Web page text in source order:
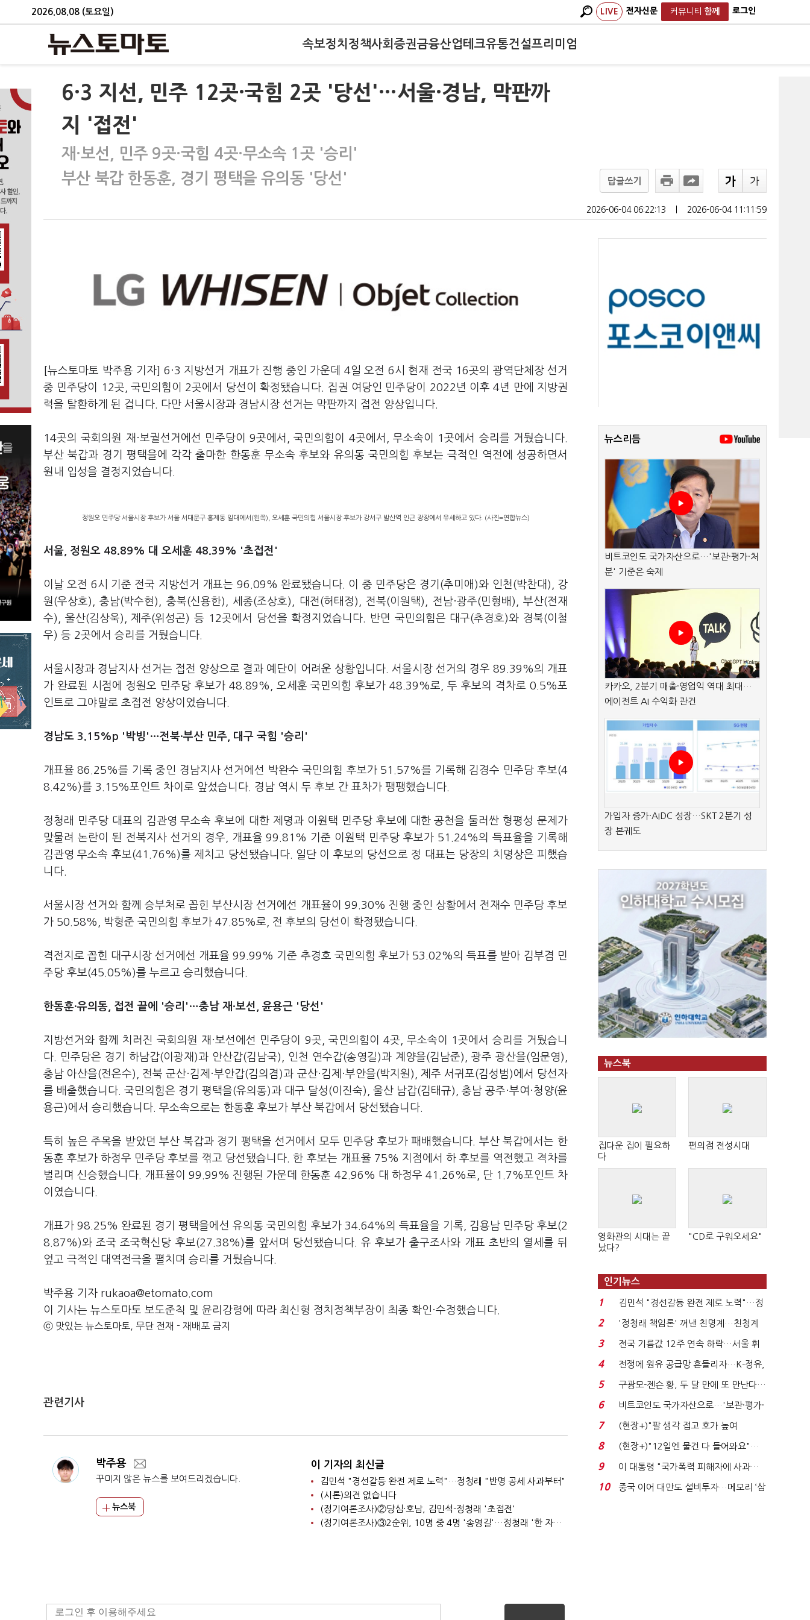
2026.08.08 (토요일) LIVE 전자신문 커뮤니티 함께 로그인
속보정치 정책사회 증권금융산업테크유통건설프리미엄
6·3 지선, 민주 12곳·국힘 2곳 '당선'…서울·경남, 막판까
지 '접전'
재·보선, 민주 9곳·국힘 4곳·무소속 1곳 '승리'
부산 북갑 한동훈, 경기 평택을 유의동 '당선'
답글쓰기
2026-06-04 06:22:13 2026-06-04 11:11:59
[뉴스토마토 박주용 기자] 6·3 지방선거 개표가 진행 중인 가운데 4일 오전 6시 현재 전국 16곳의 광역단체장 선거
중 민주당이 12곳, 국민의힘이 2곳에서 당선이 확정됐습니다. 집권 여당인 민주당이 2022년 이후 4년 만에 지방권
력을 탈환하게 된 겁니다. 다만 서울시장과 경남시장 선거는 막판까지 접전 양상입니다.
14곳의 국회의원 재·보궐선거에선 민주당이 9곳에서, 국민의힘이 4곳에서, 무소속이 1곳에서 승리를 거뒀습니다.
부산 북갑과 경기 평택을에 각각 출마한 한동훈 무소속 후보와 유의동 국민의힘 후보는 극적인 역전에 성공하면서
원내 입성을 결정지었습니다.
정원오 민주당 서울시장 후보가 서울 서대문구 홍제동 일대에서(왼쪽), 오세훈 국민의힘 서울시장 후보가 강서구 발산역 인근 광장에서 유세하고 있다. (사진=연합뉴스)
서울, 정원오 48.89% 대 오세훈 48.39% '초접전'
이날 오전 6시 기준 전국 지방선거 개표는 96.09% 완료됐습니다. 이 중 민주당은 경기(추미애)와 인천(박찬대), 강
원(우상호), 충남(박수현), 충북(신용한), 세종(조상호), 대전(허태정), 전북(이원택), 전남·광주(민형배), 부산(전재
수), 울산(김상욱), 제주(위성곤) 등 12곳에서 당선을 확정지었습니다. 반면 국민의힘은 대구(추경호)와 경북(이철
우) 등 2곳에서 승리를 거뒀습니다.
서울시장과 경남지사 선거는 접전 양상으로 결과 예단이 어려운 상황입니다. 서울시장 선거의 경우 89.39%의 개표
가 완료된 시점에 정원오 민주당 후보가 48.89%, 오세훈 국민의힘 후보가 48.39%로, 두 후보의 격차로 0.5%포
인트로 그야말로 초접전 양상이었습니다.
경남도 3.15%p '박빙'…전북·부산 민주, 대구 국힘 '승리'
개표율 86.25%를 기록 중인 경남지사 선거에선 박완수 국민의힘 후보가 51.57%를 기록해 김경수 민주당 후보(4
8.42%)를 3.15%포인트 차이로 앞섰습니다. 경남 역시 두 후보 간 표차가 팽팽했습니다.
정청래 민주당 대표의 김관영 무소속 후보에 대한 제명과 이원택 민주당 후보에 대한 공천을 둘러싼 형평성 문제가
맞물려 논란이 된 전북지사 선거의 경우, 개표율 99.81% 기준 이원택 민주당 후보가 51.24%의 득표율을 기록해
김관영 무소속 후보(41.76%)를 제치고 당선됐습니다. 일단 이 후보의 당선으로 정 대표는 당장의 치명상은 피했습
니다.
서울시장 선거와 함께 승부처로 꼽힌 부산시장 선거에선 개표율이 99.30% 진행 중인 상황에서 전재수 민주당 후보
가 50.58%, 박형준 국민의힘 후보가 47.85%로, 전 후보의 당선이 확정됐습니다.
격전지로 꼽힌 대구시장 선거에선 개표율 99.99% 기준 추경호 국민의힘 후보가 53.02%의 득표를 받아 김부겸 민
주당 후보(45.05%)를 누르고 승리했습니다.
한동훈·유의동, 접전 끝에 '승리'…충남 재·보선, 윤용근 '당선'
지방선거와 함께 치러진 국회의원 재·보선에선 민주당이 9곳, 국민의힘이 4곳, 무소속이 1곳에서 승리를 거뒀습니
다. 민주당은 경기 하남갑(이광재)과 안산갑(김남국), 인천 연수갑(송영길)과 계양을(김남준), 광주 광산을(임문영),
충남 아산을(전은수), 전북 군산·김제·부안갑(김의겸)과 군산·김제·부안을(박지원), 제주 서귀포(김성범)에서 당선자
를 배출했습니다. 국민의힘은 경기 평택을(유의동)과 대구 달성(이진숙), 울산 남갑(김태규), 충남 공주·부여·청양(윤
용근)에서 승리했습니다. 무소속으로는 한동훈 후보가 부산 북갑에서 당선됐습니다.
특히 높은 주목을 받았던 부산 북갑과 경기 평택을 선거에서 모두 민주당 후보가 패배했습니다. 부산 북갑에서는 한
동훈 후보가 하정우 민주당 후보를 꺾고 당선됐습니다. 한 후보는 개표율 75% 지점에서 하 후보를 역전했고 격차를
벌리며 신승했습니다. 개표율이 99.99% 진행된 가운데 한동훈 42.96% 대 하정우 41.26%로, 단 1.7%포인트 차
이였습니다.
개표가 98.25% 완료된 경기 평택을에선 유의동 국민의힘 후보가 34.64%의 득표율을 기록, 김용남 민주당 후보(2
8.87%)와 조국 조국혁신당 후보(27.38%)를 앞서며 당선됐습니다. 유 후보가 출구조사와 개표 초반의 열세를 뒤
엎고 극적인 대역전극을 펼치며 승리를 거뒀습니다.
박주용 기자 rukaoa@etomato.com
이 기사는 뉴스토마토 보도준칙 및 윤리강령에 따라 최신형 정치정책부장이 최종 확인·수정했습니다.
ⓒ 맛있는 뉴스토마토, 무단 전재 - 재배포 금지
관련기사
박주용
꾸미지 않은 뉴스를 보여드리겠습니다.
뉴스북
이 기자의 최신글
김민석 "경선갈등 완전 제로 노력"…정청래 "반명 공세 사과부터"
(시론)의견 없습니다
(정기여론조사)②당심·호남, 김민석-정청래 '초접전'
(정기여론조사)③2순위, 10명 중 4명 '송영길'…정청래 '한 자릿수'
뉴스리듬
비트코인도 국가자산으로…'보관·평가·처
분' 기준은 숙제
카카오, 2분기 매출·영업익 역대 최대…
에이전트 AI 수익화 관건
가입자 증가·AIDC 성장…SKT 2분기 성
장 본궤도
뉴스북
집다운 집이 필요하
다
편의점 전성시대
영화관의 시대는 끝
났다?
"CD로 구워오세요"
인기뉴스
1
김민석 "경선갈등 완전 제로 노력"…정
청래 "반명 공세 사...
2
'정청래 책임론' 꺼낸 친명계…친청계
는 추가투표 때리기...
3
전국 기름값 12주 연속 하락…서울 휘
발윳값 1909원...
4
전쟁에 원유 공급망 흔들리자…K-정유,
에너지안보 핵심...
5
구광모-젠슨 황, 두 달 만에 또 만난다…
로봇·AI 등 논...
6
비트코인도 국가자산으로…'보관·평가·
처분' 기준은 ...
7
(현장+)"팔 생각 접고 호가 높여
요"…'덜 똘똘한 한 채' 20...
8
(현장+)"12일엔 물건 다 들어와요"…
빈 매대 채우며 문 연 ...
9
이 대통령 "국가폭력 피해자에 사과…
적극적 조사로 진...
10
중국 이어 대만도 설비투자…메모리 ‘삼